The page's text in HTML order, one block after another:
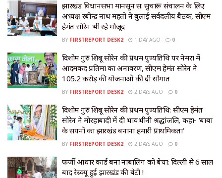
झारखंड विधानसभा मानसून सत्र: सुचारू संचालन के लिए
अध्यक्ष रबीन्द्र नाथ महतो ने बुलाई सर्वदलीय बैठक, सीएम
हेमंत सोरेन भी रहे मौजूद
BY FIRSTREPORT DESK2 1 DAY AGO 0
दिशोम गुरु शिबू सोरेन की प्रथम पुण्यतिथि पर नेमरा में
आदमकद प्रतिमा का अनावरण, सीएम हेमंत सोरेन ने
105.2 करोड़ की योजनाओं की दी सौगात
BY FIRSTREPORT DESK2 2 DAYS AGO 0
दिशोम गुरु शिबू सोरेन की प्रथम पुण्यतिथि: सीएम हेमंत
सोरेन ने मोरहाबादी में दी भावभीनी श्रद्धांजलि, कहा- ‘बाबा
के सपनों का झारखंड बनाना हमारी प्राथमिकता’
BY FIRSTREPORT DESK2 2 DAYS AGO 0
​फर्जी आधार कार्ड बना नाबालिग को बेचा: दिल्ली से 6 साल
बाद रेस्क्यू हुई झारखंड की बेटी !